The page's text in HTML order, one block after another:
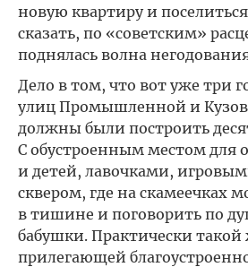
новую квартиру и
сказать, по «советским»
поднялась волна
Дело в том, что вот уже три
улиц Промышленной и
должны были построить
С обустроенным местом для
и детей, лавочками,
сквером, где на скамеечках
в тишине и поговорить по
бабушки. Практически такой
прилегающей